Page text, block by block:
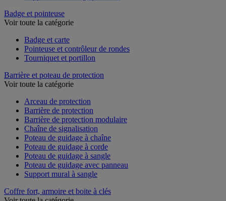
Badge et pointeuse
Badge et carte
Pointeuse et contrôleur de rondes
Barrière et poteau de protection
Arceau de protection
Barrière de protection
Barrière de protection modulaire
Chaîne de signalisation
Poteau de guidage à chaîne
Poteau de guidage à corde
Poteau de guidage à sangle
Poteau de guidage avec panneau
Coffre fort, armoire et boite à clés